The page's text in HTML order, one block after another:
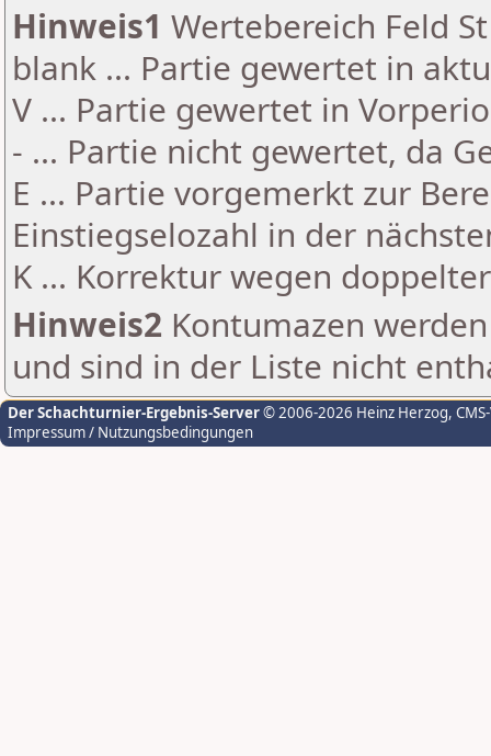
Hinweis1 Wertebereich Feld
blank ... Partie gewertet in
V ... Partie gewertet in
- ... Partie nicht gewertet, da
E ... Partie vorgemerkt zur
Einstiegselozahl in der
K ... Korrektur wegen
Hinweis2 Kontumazen
und sind in der Liste nicht
Der Schachturnier-Ergebnis-Server© 2006-2026 Heinz Herzog,
Impressum / Nutzungsbedingungen